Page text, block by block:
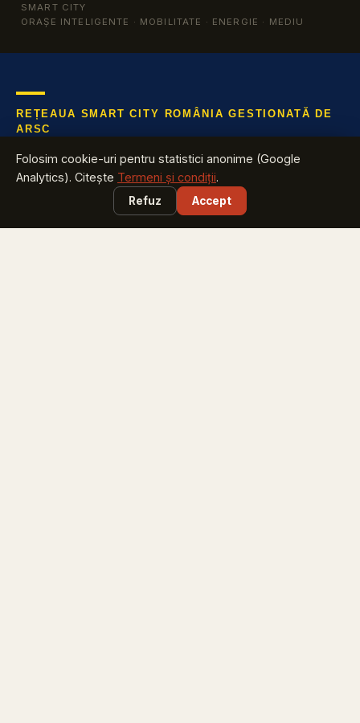
SMART CITY
ORAȘE INTELIGENTE · MOBILITATE · ENERGIE · MEDIU
Folosim cookie-uri pentru statistici anonime (Google
Analytics). Citește Termeni și condiții.
Refuz Accept
REȚEAUA SMART CITY ROMÂNIA GESTIONATĂ DE
ARSC
creștere din România
Harta Smart City România